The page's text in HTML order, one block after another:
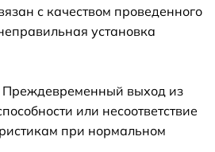
с качеством проведенного
установка
выход из
или несоответствие
при нормальном